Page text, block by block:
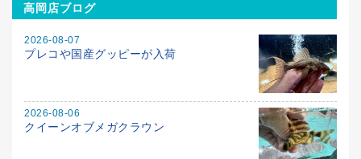
高岡店ブログ
2026-08-07
プレコや国産グッピーが入荷
2026-08-06
クイーンオブメガクラウン